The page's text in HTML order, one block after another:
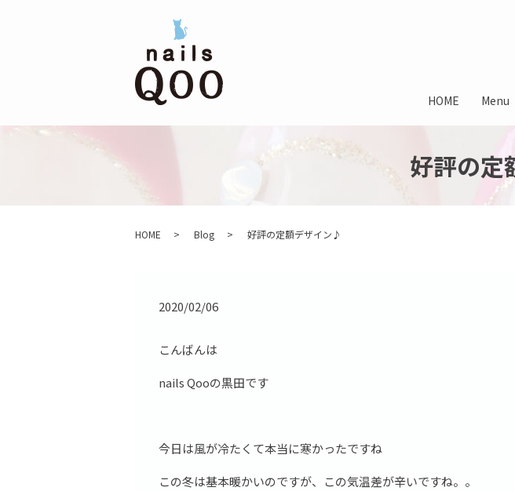
HOME
Menu
好評の
HOME Blog 好評の定額デザイン♪
2020/02/06
こんばんは
nails Qooの黒田です
今日は風が冷たくて本当に寒かったですね
この冬は基本暖かいのですが、この気温差が辛いですね。。